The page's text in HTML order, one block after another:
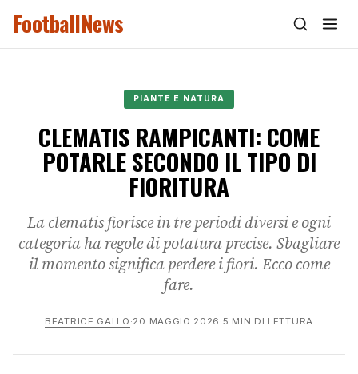
FootballNews
PIANTE E NATURA
CLEMATIS RAMPICANTI: COME
POTARLE SECONDO IL TIPO DI
FIORITURA
La clematis fiorisce in tre periodi diversi e ogni
categoria ha regole di potatura precise. Sbagliare
il momento significa perdere i fiori. Ecco come
fare.
BEATRICE GALLO ·20 MAGGIO 2026 ·5 MIN DI LETTURA